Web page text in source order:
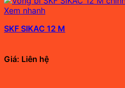
Xem nhanh
SKF SIKAC 12 M
Giá: Liên hệ